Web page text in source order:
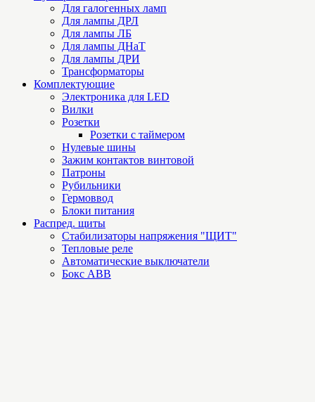
Для галогенных ламп
Для лампы ДРЛ
Для лампы ЛБ
Для лампы ДНаТ
Для лампы ДРИ
Трансформаторы
Комплектующие
Электроника для LED
Вилки
Розетки
Розетки с таймером
Нулевые шины
Зажим контактов винтовой
Патроны
Рубильники
Гермоввод
Блоки питания
Распред. щиты
Стабилизаторы напряжения "ЩИТ"
Тепловые реле
Автоматические выключатели
Бокс ABB